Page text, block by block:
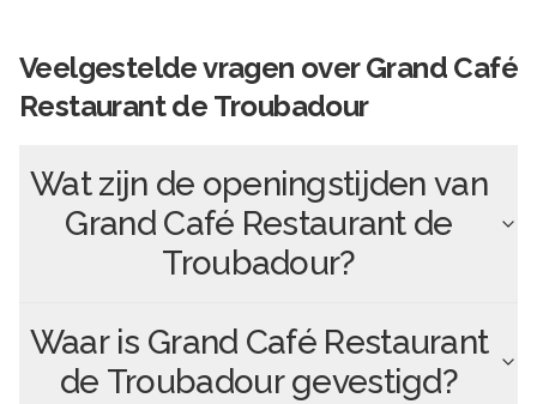
Veelgestelde vragen overGrand Café
Restaurant de Troubadour
Wat zijn de openingstijden van
Grand Café Restaurant de
Troubadour?
Waar is Grand Café Restaurant
de Troubadourgevestigd?